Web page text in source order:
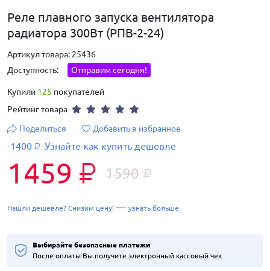
Реле плавного запуска вентилятора
радиатора 300Вт (РПВ-2-24)
Артикул товара: 25436
Доступность:
Отправим сегодня!
Купили 125 покупателей
Рейтинг товара
Поделиться
Добавить в избранное
-1400 ₽ Узнайте как купить дешевле
1459 ₽ 1590₽
Нашли дешевле? Снизим цену! — узнать больше
Выбирайте безопасные платежи
После оплаты Вы получите электронный кассовый чек